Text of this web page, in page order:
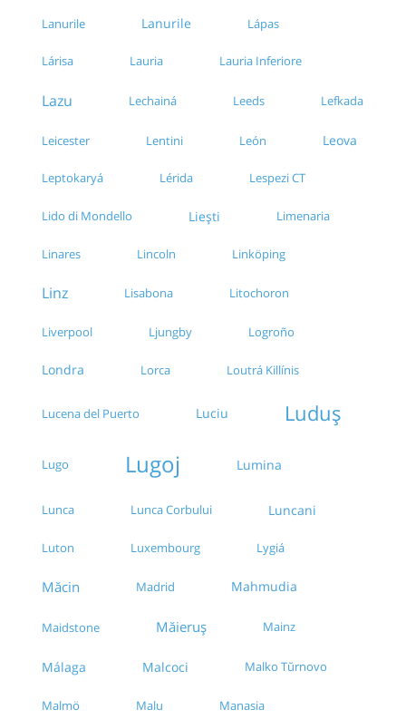
Lanurile Lanurile Lápas
Lárisa Lauria Lauria Inferiore
Lazu Lechainá Leeds Lefkada
Leicester Lentini León Leova
Leptokaryá Lérida Lespezi CT
Lido di Mondello Liești Limenaria
Linares Lincoln Linköping
Linz Lisabona Litochoron
Liverpool Ljungby Logroño
Londra Lorca Loutrá Killínis
Lucena del Puerto Luciu Luduș
Lugo Lugoj Lumina
Lunca Lunca Corbului Luncani
Luton Luxembourg Lygiá
Măcin Madrid Mahmudia
Maidstone Măieruș Mainz
Málaga Malcoci Malko Tŭrnovo
Malmö Malu Manasia